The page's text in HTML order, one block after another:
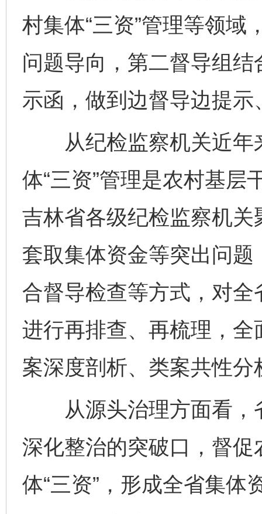
村集体“三资”管理等领域
问题导向，第二督导组
示函，做到边督导边提
从纪检监察机关近年
体“三资”管理是农村基层
吉林省各级纪检监察机
套取集体资金等突出问
合督导检查等方式，对全
进行再排查、再梳理，
案深度剖析、类案共性
从源头治理方面看，
深化整治的突破口，督
体“三资”，形成全省集体